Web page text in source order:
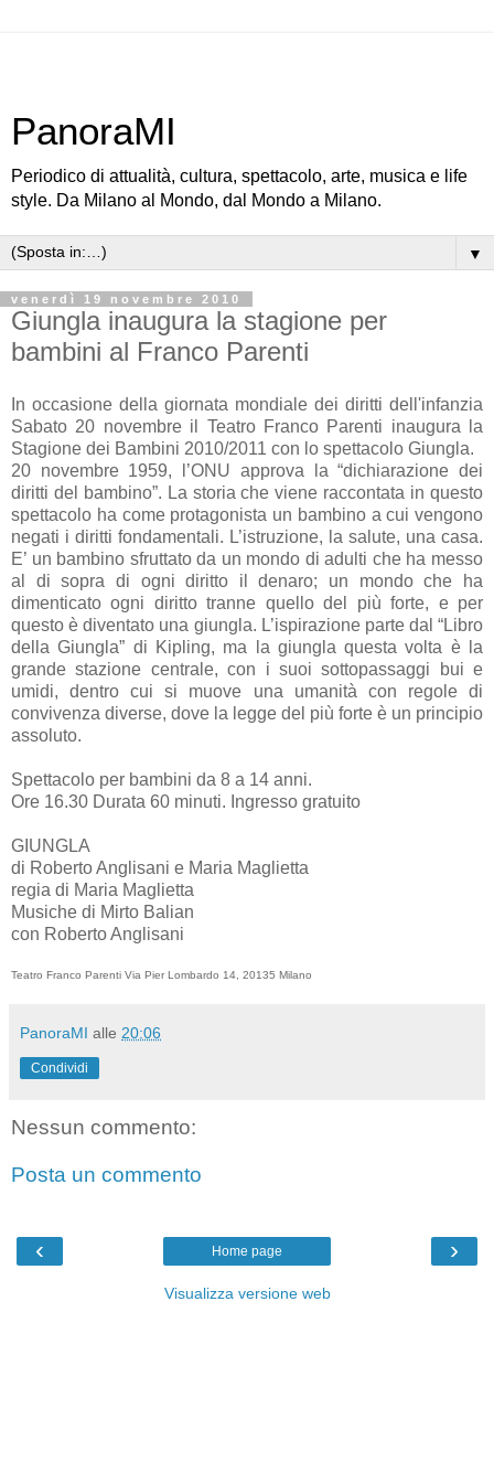
PanoraMI
Periodico di attualità, cultura, spettacolo, arte, musica e life
style. Da Milano al Mondo, dal Mondo a Milano.
▼
venerdì 19 novembre 2010
Giungla inaugura la stagione per
bambini al Franco Parenti
In occasione della giornata mondiale dei diritti dell'infanzia
Sabato 20 novembre il Teatro Franco Parenti inaugura la
Stagione dei Bambini 2010/2011 con lo spettacolo Giungla.
20 novembre 1959, l’ONU approva la “dichiarazione dei
diritti del bambino”. La storia che viene raccontata in questo
spettacolo ha come protagonista un bambino a cui vengono
negati i diritti fondamentali. L’istruzione, la salute, una casa.
E’ un bambino sfruttato da un mondo di adulti che ha messo
al di sopra di ogni diritto il denaro; un mondo che ha
dimenticato ogni diritto tranne quello del più forte, e per
questo è diventato una giungla. L’ispirazione parte dal “Libro
della Giungla” di Kipling, ma la giungla questa volta è la
grande stazione centrale, con i suoi sottopassaggi bui e
umidi, dentro cui si muove una umanità con regole di
convivenza diverse, dove la legge del più forte è un principio
assoluto.
Spettacolo per bambini da 8 a 14 anni.
Ore 16.30 Durata 60 minuti. Ingresso gratuito
GIUNGLA
di Roberto Anglisani e Maria Maglietta
regia di Maria Maglietta
Musiche di Mirto Balian
con Roberto Anglisani
Teatro Franco Parenti Via Pier Lombardo 14, 20135 Milano
PanoraMI alle 20:06
Condividi
Nessun commento:
Posta un commento
‹ ›
Home page
Visualizza versione web